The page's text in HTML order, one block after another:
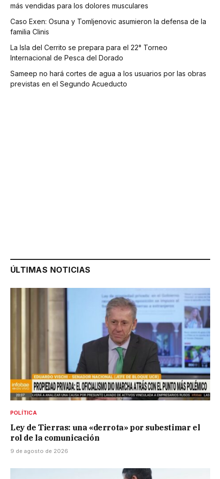
más vendidas para los dolores musculares
Caso Exen: Osuna y Tomljenovic asumieron la defensa de la
familia Clinis
La Isla del Cerrito se prepara para el 22° Torneo
Internacional de Pesca del Dorado
Sameep no hará cortes de agua a los usuarios por las obras
previstas en el Segundo Acueducto
ÚLTIMAS NOTICIAS
POLÍTICA
Ley de Tierras: una «derrota» por subestimar el
rol de la comunicación
9 de agosto de 2026